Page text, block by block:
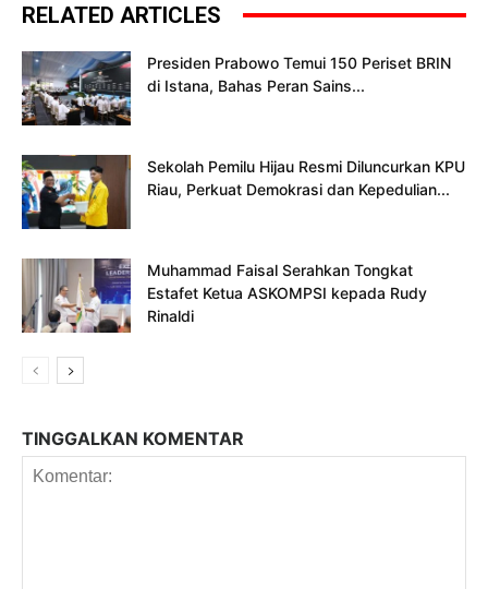
RELATED ARTICLES
Presiden Prabowo Temui 150 Periset BRIN
di Istana, Bahas Peran Sains...
Sekolah Pemilu Hijau Resmi Diluncurkan KPU
Riau, Perkuat Demokrasi dan Kepedulian...
Muhammad Faisal Serahkan Tongkat
Estafet Ketua ASKOMPSI kepada Rudy
Rinaldi
TINGGALKAN KOMENTAR